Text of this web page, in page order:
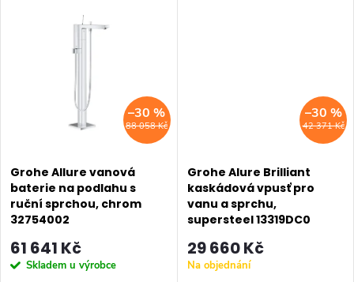
88 058 Kč
–30 %
Grohe Allure vanová
baterie na podlahu s
ruční sprchou, chrom
32754002
61 641 Kč
Skladem u výrobce
42 371 Kč
–30 %
Grohe Alure Brilliant
kaskádová vpusť pro
vanu a sprchu,
supersteel 13319DC0
29 660 Kč
Na objednání